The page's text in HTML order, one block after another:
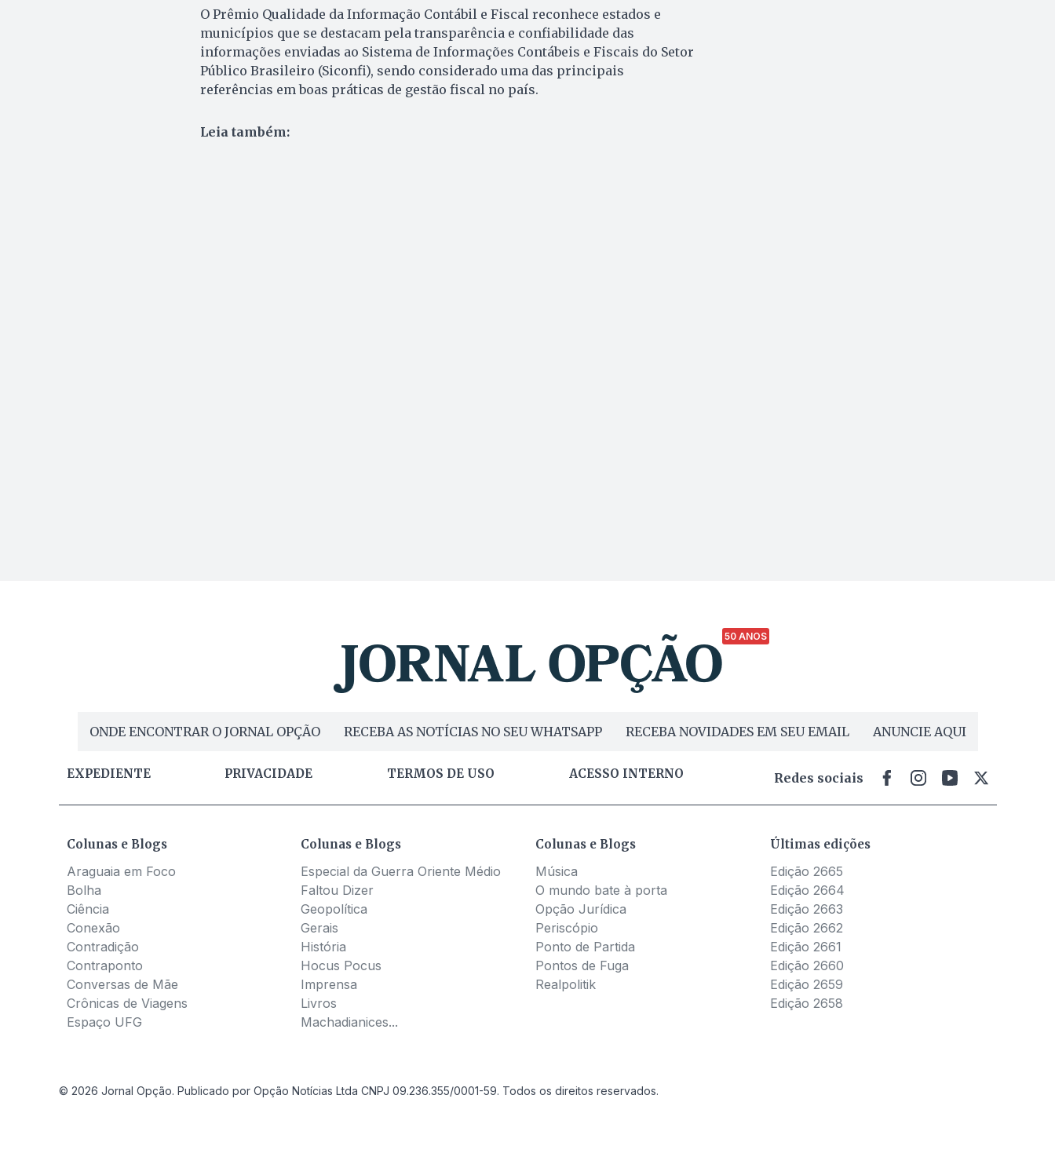
O Prêmio Qualidade da Informação Contábil e Fiscal reconhece estados e
municípios que se destacam pela transparência e confiabilidade das
informações enviadas ao Sistema de Informações Contábeis e Fiscais do Setor
Público Brasileiro (Siconfi), sendo considerado uma das principais
referências em boas práticas de gestão fiscal no país.
Leia também:
50 ANOS
ONDE ENCONTRAR O JORNAL OPÇÃO RECEBA AS NOTÍCIAS NO SEU WHATSAPP RECEBA NOVIDADES EM SEU EMAIL ANUNCIE AQUI
EXPEDIENTE PRIVACIDADE TERMOS DE USO ACESSO INTERNO Redes sociais
Colunas e Blogs
Araguaia em Foco
Bolha
Ciência
Conexão
Contradição
Contraponto
Conversas de Mãe
Crônicas de Viagens
Espaço UFG
Colunas e Blogs
Especial da Guerra Oriente Médio
Faltou Dizer
Geopolítica
Gerais
História
Hocus Pocus
Imprensa
Livros
Machadianices...
Colunas e Blogs
Música
O mundo bate à porta
Opção Jurídica
Periscópio
Ponto de Partida
Pontos de Fuga
Realpolitik
Últimas edições
Edição 2665
Edição 2664
Edição 2663
Edição 2662
Edição 2661
Edição 2660
Edição 2659
Edição 2658
© 2026 Jornal Opção. Publicado por Opção Notícias Ltda CNPJ 09.236.355/0001-59. Todos os direitos reservados.